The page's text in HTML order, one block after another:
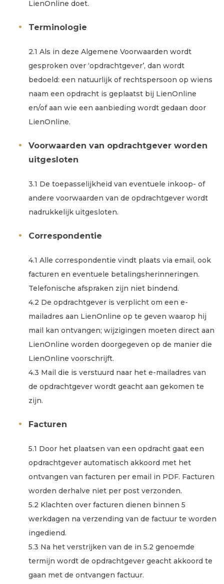
LienOnline doet.
Terminologie
2.1 Als in deze Algemene Voorwaarden wordt
gesproken over ‘opdrachtgever’, dan wordt
bedoeld: een natuurlijk of rechtspersoon op wiens
naam een opdracht is geplaatst bij LienOnline
en/of aan wie een aanbieding wordt gedaan door
LienOnline.
Voorwaarden van opdrachtgever worden
uitgesloten
3.1 De toepasselijkheid van eventuele inkoop- of
andere voorwaarden van de opdrachtgever wordt
nadrukkelijk uitgesloten.
Correspondentie
4.1 Alle correspondentie vindt plaats via email, ook
facturen en eventuele betalingsherinneringen.
Telefonische afspraken zijn niet bindend.
4.2 De opdrachtgever is verplicht om een e-
mailadres aan LienOnline op te geven waarop hij
mail kan ontvangen; wijzigingen moeten direct aan
LienOnline worden doorgegeven op de manier die
LienOnline voorschrijft.
4.3 Mail die is verstuurd naar het e-mailadres van
de opdrachtgever wordt geacht aan gekomen te
zijn.
Facturen
5.1 Door het plaatsen van een opdracht gaat een
opdrachtgever automatisch akkoord met het
ontvangen van facturen per email in PDF. Facturen
worden derhalve niet per post verzonden.
5.2 Klachten over facturen dienen binnen 5
werkdagen na verzending van de factuur te worden
ingediend.
5.3 Na het verstrijken van de in 5.2 genoemde
termijn wordt de opdrachtgever geacht akkoord te
gaan met de ontvangen factuur.